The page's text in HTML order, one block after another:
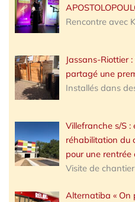
Rencontre avec
Jassans-Riottier
partagé une
Installés dans
Villefranche s/S
réhabilitation du
pour une rentrée
Visite de
Alternatiba « On